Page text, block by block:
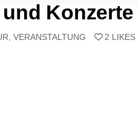
Konzerte
IN
, VERANSTALTUNG 2 LIKES